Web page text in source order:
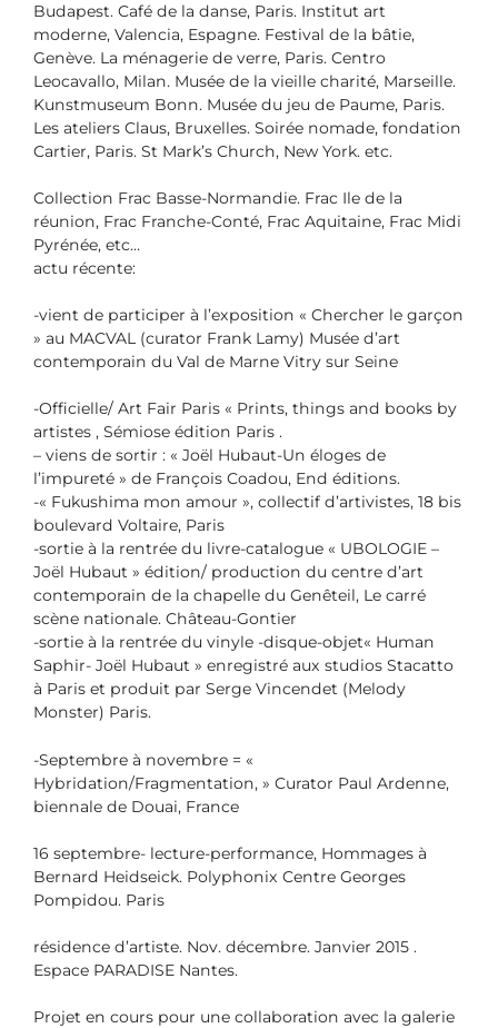
Budapest. Café de la danse, Paris. Institut art
moderne, Valencia, Espagne. Festival de la bâtie,
Genève. La ménagerie de verre, Paris. Centro
Leocavallo, Milan. Musée de la vieille charité, Marseille.
Kunstmuseum Bonn. Musée du jeu de Paume, Paris.
Les ateliers Claus, Bruxelles. Soirée nomade, fondation
Cartier, Paris. St Mark’s Church, New York. etc.
Collection Frac Basse-Normandie. Frac Ile de la
réunion, Frac Franche-Conté, Frac Aquitaine, Frac Midi
Pyrénée, etc…
actu récente:
-vient de participer à l’exposition « Chercher le garçon
» au MACVAL (curator Frank Lamy) Musée d’art
contemporain du Val de Marne Vitry sur Seine
-Officielle/ Art Fair Paris « Prints, things and books by
artistes , Sémiose édition Paris .
– viens de sortir : « Joël Hubaut-Un éloges de
l’impureté » de François Coadou, End éditions.
-« Fukushima mon amour », collectif d’artivistes, 18 bis
boulevard Voltaire, Paris
-sortie à la rentrée du livre-catalogue « UBOLOGIE –
Joël Hubaut » édition/ production du centre d’art
contemporain de la chapelle du Genêteil, Le carré
scène nationale. Château-Gontier
-sortie à la rentrée du vinyle -disque-objet« Human
Saphir- Joël Hubaut » enregistré aux studios Stacatto
à Paris et produit par Serge Vincendet (Melody
Monster) Paris.
-Septembre à novembre = «
Hybridation/Fragmentation, » Curator Paul Ardenne,
biennale de Douai, France
16 septembre- lecture-performance, Hommages à
Bernard Heidseick. Polyphonix Centre Georges
Pompidou. Paris
résidence d’artiste. Nov. décembre. Janvier 2015 .
Espace PARADISE Nantes.
Projet en cours pour une collaboration avec la galerie